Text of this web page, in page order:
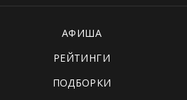
АФИША
РЕЙТИНГИ
ПОДБОРКИ